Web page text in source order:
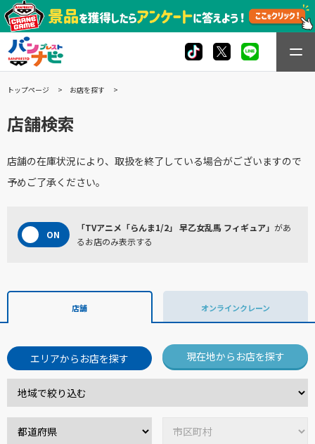
トップページ お店を探す
店舗検索
店舗の在庫状況により、取扱を終了している場合がございますので
予めご了承ください。
「TVアニメ「らんま1/2」 早乙女乱馬 フィギュア」 があ
るお店のみ表示する
店舗 オンラインクレーン
エリアからお店を探す 現在地からお店を探す